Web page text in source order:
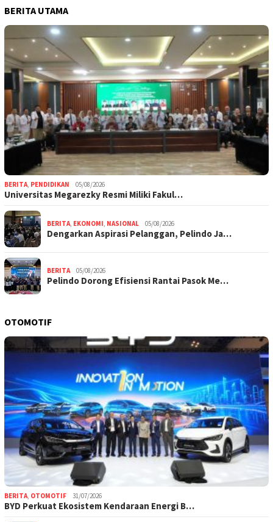
BERITA UTAMA
BERITA, PENDIDIKAN 05/08/2026
Universitas Megarezky Resmi Miliki Fakul…
BERITA, EKONOMI, NASIONAL 05/08/2026
Dengarkan Aspirasi Pelanggan, Pelindo Ja…
BERITA 05/08/2026
Pelindo Dorong Efisiensi Rantai Pasok Me…
OTOMOTIF
BERITA, OTOMOTIF 31/07/2026
BYD Perkuat Ekosistem Kendaraan Energi B…